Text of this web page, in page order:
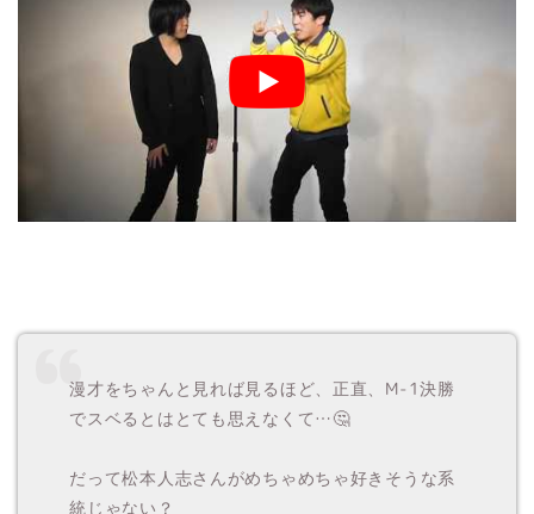
漫才をちゃんと見れば見るほど、正直、M-1決勝
でスベるとはとても思えなくて…🤔
だって松本人志さんがめちゃめちゃ好きそうな系
統じゃない？